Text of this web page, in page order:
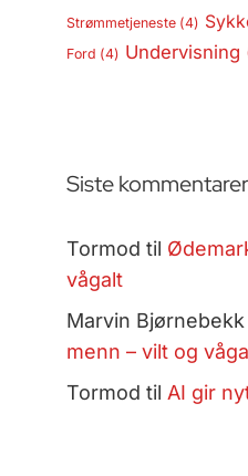
Strømmetjeneste(4)
Ford (4) Undervisning
Siste kommentarer
Tormod til
vågalt
Marvin Bjørnebekk
menn – vilt og
Tormod til AI gir